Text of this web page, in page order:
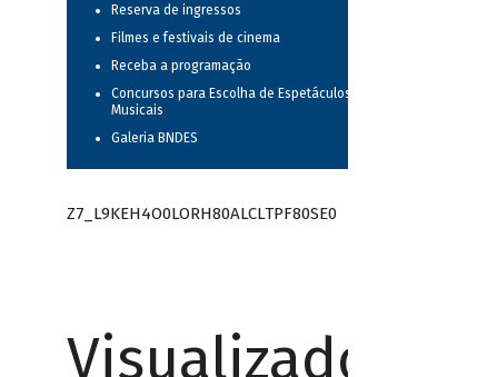
Reserva de ingressos
Filmes e festivais de cinema
Receba a programação
Concursos para Escolha de Espetáculos
Musicais
Galeria BNDES
Z7_L9KEH4O0LORH80ALCLTPF80SE0
Visualizador